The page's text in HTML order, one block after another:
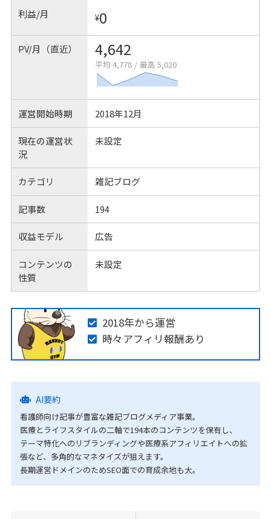
利益/月 ¥0
PV/月（直近） 4,642
平均 4,778 / 最高 5,020
運営開始時期 2018年12月
現在の運営状
況
未設定
カテゴリ 雑記ブログ
記事数 194
収益モデル 広告
コンテンツの
性質
未設定
2018年から運営
時々アフィリ報酬あり
AI要約
看護師向け記事が豊富な雑記ブログメディア事業。
医療とライフスタイルの二軸で194本のコンテンツを保有し、
テーマ特化へのリブランディングや医療系アフィリエイトへの拡
張など、多角的なマネタイズが狙えます。
長期運営ドメインのためSEO面での育成余地も大。